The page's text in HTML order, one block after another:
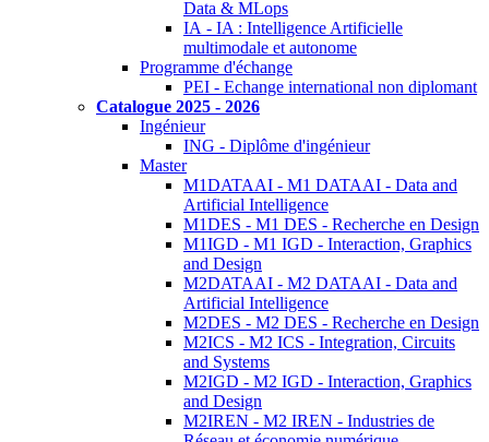
Data & MLops
IA - IA : Intelligence Artificielle
multimodale et autonome
Programme d'échange
PEI - Echange international non diplomant
Catalogue 2025 - 2026
Ingénieur
ING - Diplôme d'ingénieur
Master
M1DATAAI - M1 DATAAI - Data and
Artificial Intelligence
M1DES - M1 DES - Recherche en Design
M1IGD - M1 IGD - Interaction, Graphics
and Design
M2DATAAI - M2 DATAAI - Data and
Artificial Intelligence
M2DES - M2 DES - Recherche en Design
M2ICS - M2 ICS - Integration, Circuits
and Systems
M2IGD - M2 IGD - Interaction, Graphics
and Design
M2IREN - M2 IREN - Industries de